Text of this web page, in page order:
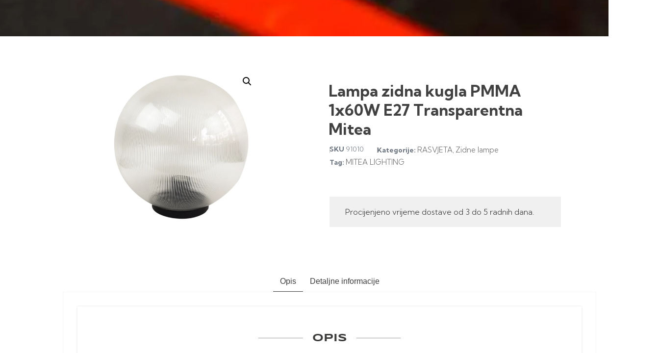
Lampa zidna kugla PMMA
1x60W E27 Transparentna
Mitea
SKU 91010 Kategorije: RASVJETA, Zidne lampe
Tag: MITEA LIGHTING
Procijenjeno vrijeme dostave od 3 do 5 radnih dana.
Opis Detaljne informacije
OPIS